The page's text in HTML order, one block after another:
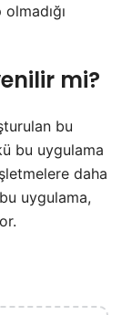
mi?
bu
bu uygulama
daha
uygulama,